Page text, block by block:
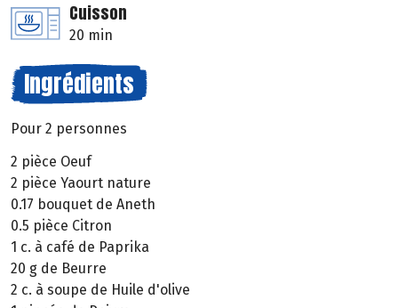
Cuisson
20 min
Ingrédients
Pour 2 personnes
2 pièce Oeuf
2 pièce Yaourt nature
0.17 bouquet de Aneth
0.5 pièce Citron
1 c. à café de Paprika
20 g de Beurre
2 c. à soupe de Huile d'olive